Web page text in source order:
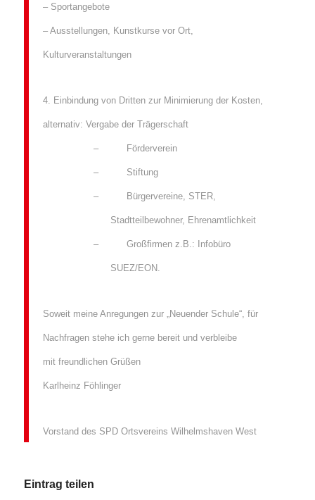
– Sportangebote
– Ausstellungen, Kunstkurse vor Ort,
Kulturveranstaltungen
4. Einbindung von Dritten zur Minimierung der Kosten,
alternativ: Vergabe der Trägerschaft
– Förderverein
– Stiftung
– Bürgervereine, STER,
Stadtteilbewohner, Ehrenamtlichkeit
– Großfirmen z.B.: Infobüro
SUEZ/EON.
Soweit meine Anregungen zur „Neuender Schule“, für
Nachfragen stehe ich gerne bereit und verbleibe
mit freundlichen Grüßen
Karlheinz Föhlinger
Vorstand des SPD Ortsvereins Wilhelmshaven West
Eintrag teilen